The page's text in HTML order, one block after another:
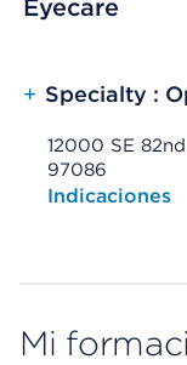
Eyecare
+ Specialty :
12000 SE
97086
Opens native
Indicaciones
Mi